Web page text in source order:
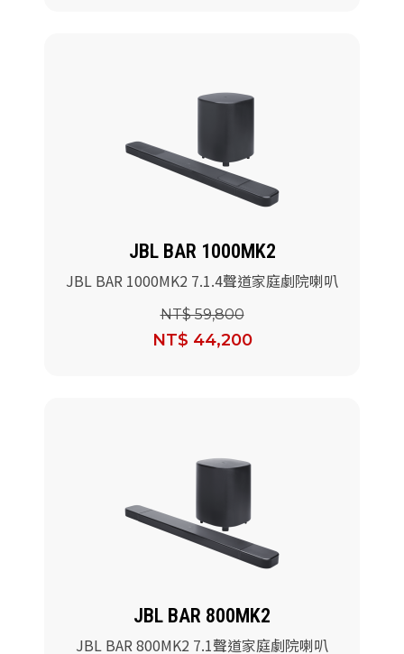
JBL BAR 1000MK2
JBL BAR 1000MK2 7.1.4聲道家庭劇院喇叭
NT$ 59,800
NT$ 44,200
JBL BAR 800MK2
JBL BAR 800MK2 7.1聲道家庭劇院喇叭